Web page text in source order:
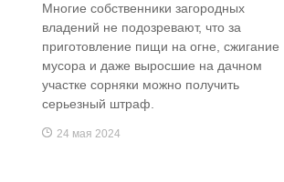
Многие собственники загородных
владений не подозревают, что за
приготовление пищи на огне, сжигание
мусора и даже выросшие на дачном
участке сорняки можно получить
серьезный штраф.
24 мая 2024